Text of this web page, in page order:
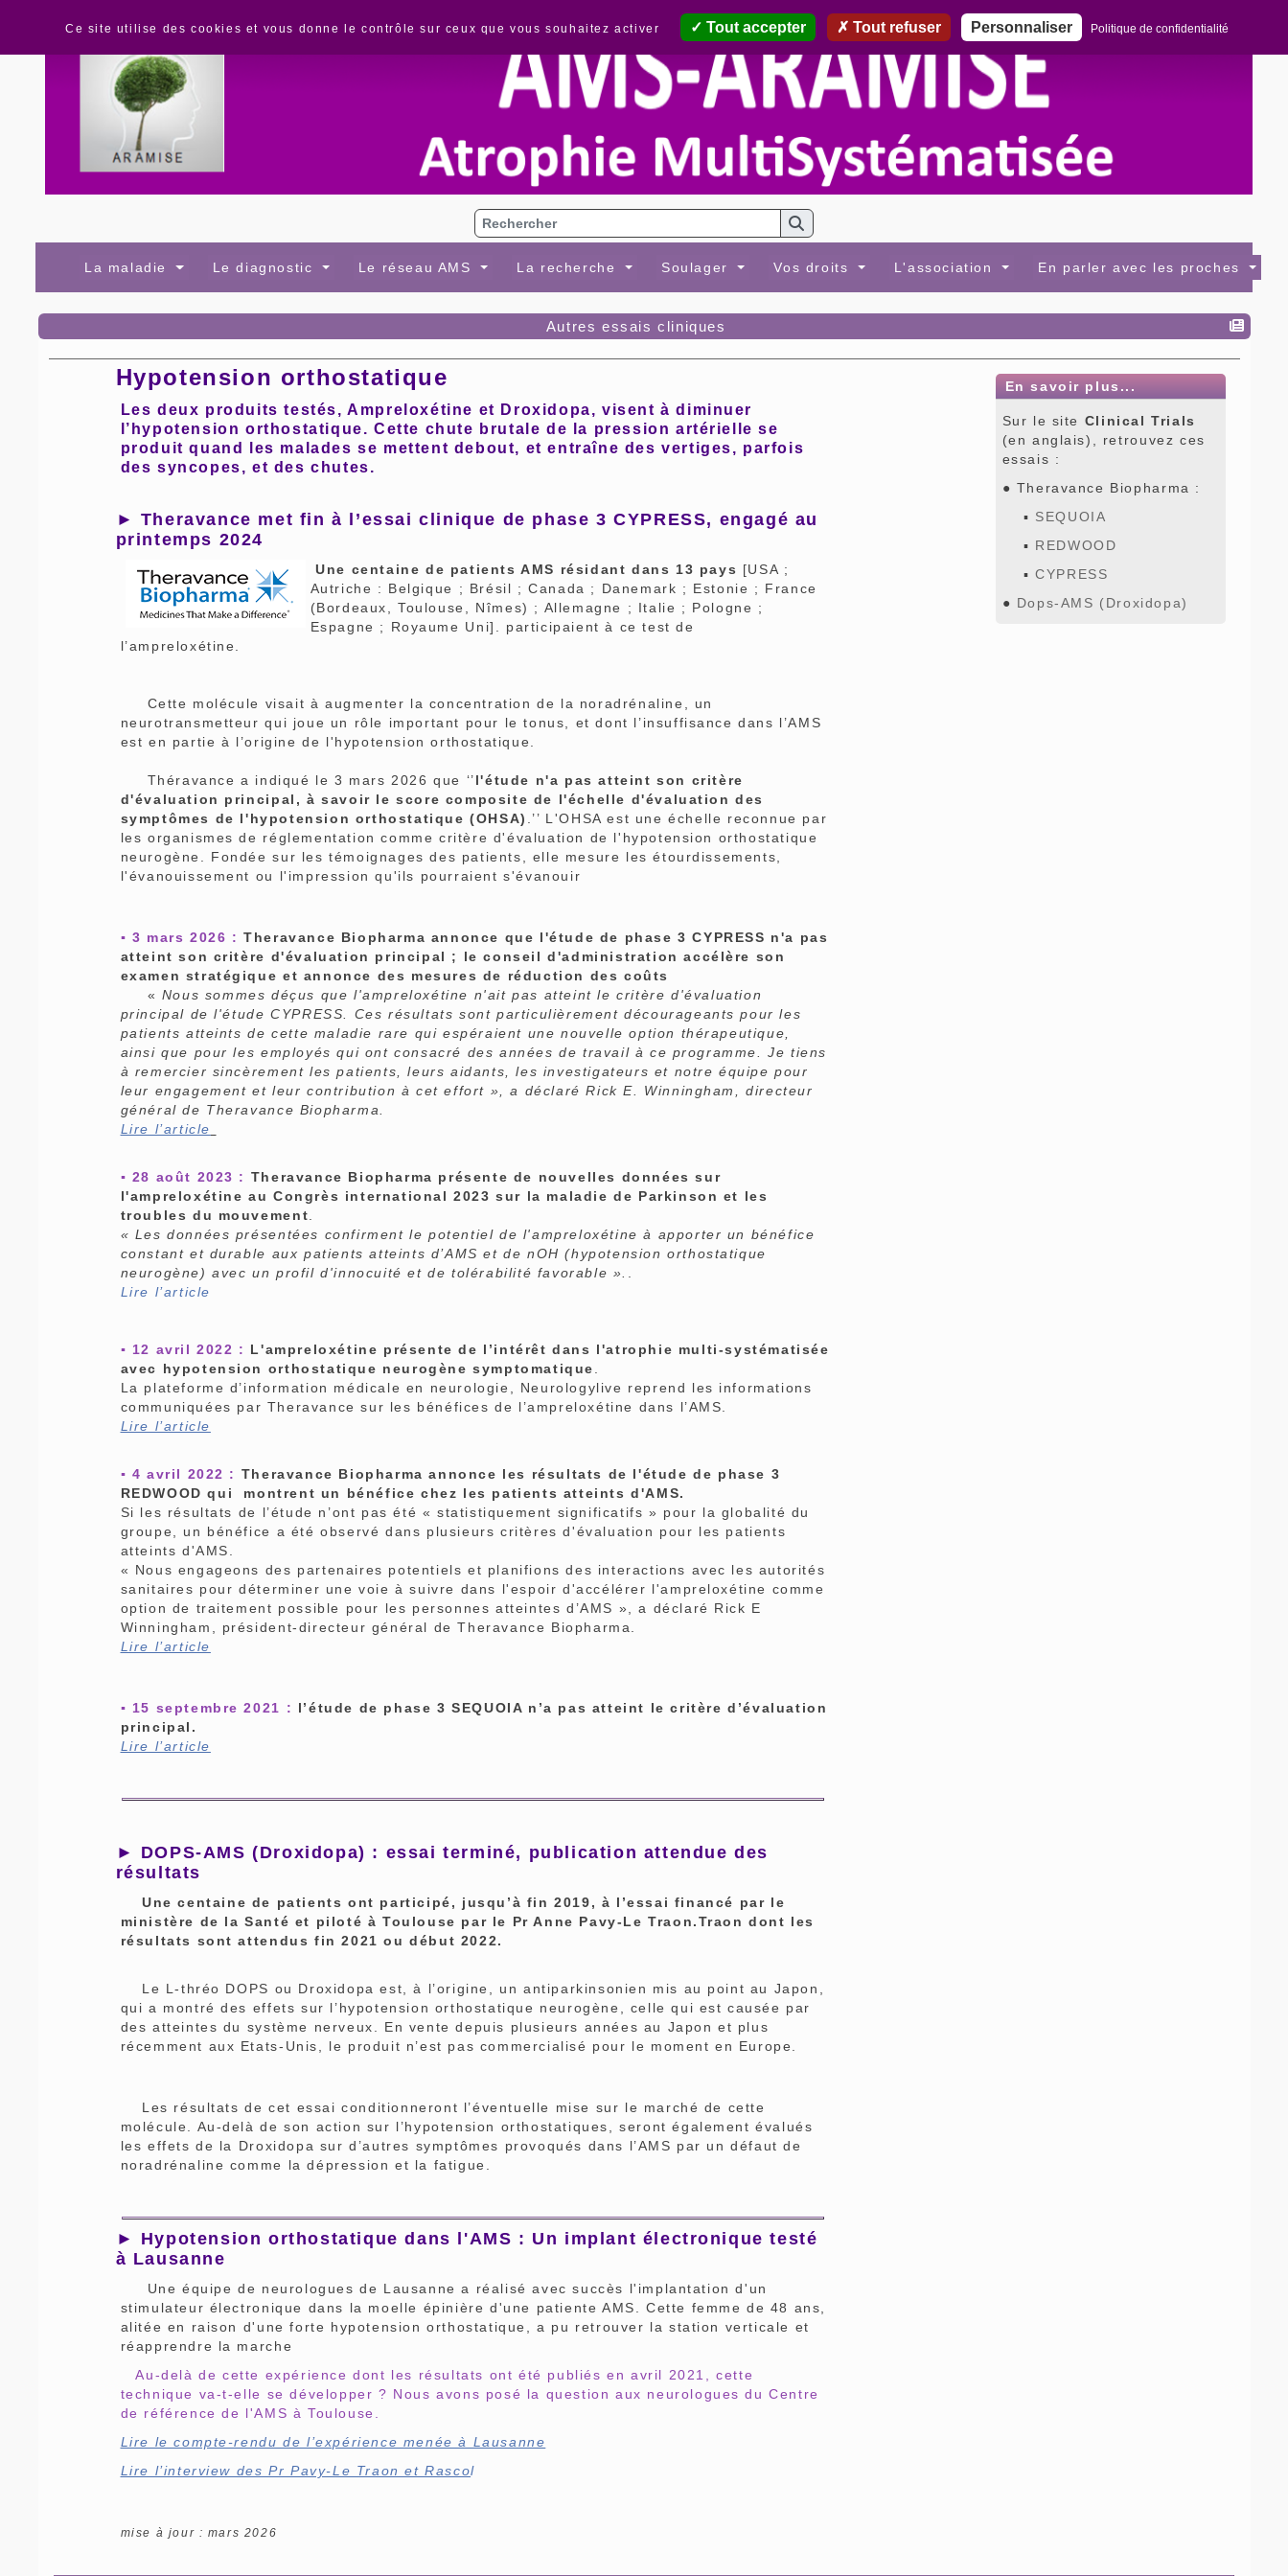
La maladie Le diagnostic Le réseau AMS La recherche Soulager Vos droits L'association En parler avec les proches
Autres essais cliniques
En savoir plus...
Sur le site Clinical Trials
(en anglais), retrouvez ces
essais :
● Theravance Biopharma :
▪ SEQUOIA
▪ REDWOOD
▪CYPRESS
● Dops-AMS (Droxidopa)
Hypotension orthostatique
Les deux produits testés, Ampreloxétine et Droxidopa, visent à diminuer
l’hypotension orthostatique. Cette chute brutale de la pression artérielle se
produit quand les malades se mettent debout, et entraîne des vertiges, parfois
des syncopes, et des chutes.
► Theravance met fin à l’essai clinique de phase 3CYPRESS, engagé au
printemps 2024
Une centaine de patients AMS résidant dans 13 pays [USA ;
Autriche : Belgique ; Brésil ; Canada ; Danemark ; Estonie ; France
(Bordeaux, Toulouse, Nîmes) ; Allemagne ; Italie ; Pologne ;
Espagne ; Royaume Uni]. participaient à ce test de
l’ampreloxétine.
Cette molécule visait à augmenter la concentration de la noradrénaline, un
neurotransmetteur qui joue un rôle important pour le tonus, et dont l’insuffisance dans l’AMS
est en partie à l’origine de l'hypotension orthostatique.
Théravance a indiqué le 3 mars 2026 que ‘’l'étude n'a pas atteint son critère
d'évaluation principal, à savoir le score composite de l'échelle d'évaluation des
symptômes de l'hypotension orthostatique (OHSA) .’’ L'OHSA est une échelle reconnue par
les organismes de réglementation comme critère d'évaluation de l'hypotension orthostatique
neurogène. Fondée sur les témoignages des patients, elle mesure les étourdissements,
l'évanouissement ou l'impression qu'ils pourraient s'évanouir
▪ 3 mars 2026 :Theravance Biopharma annonce que l'étude de phase 3 CYPRESS n'a pas
atteint son critère d'évaluation principal ; le conseil d'administration accélère son
examen stratégique et annonce des mesures de réduction des coûts
« Nous sommes déçus que l'ampreloxétine n'ait pas atteint le critère d'évaluation
principal de l'étude CYPRESS. Ces résultats sont particulièrement décourageants pour les
patients atteints de cette maladie rare qui espéraient une nouvelle option thérapeutique,
ainsi que pour les employés qui ont consacré des années de travail à ce programme. Je tiens
à remercier sincèrement les patients, leurs aidants, les investigateurs et notre équipe pour
leur engagement et leur contribution à cet effort », a déclaré Rick E. Winningham, directeur
général de Theravance Biopharma.
Lire l’article
▪ 28 août 2023 : Theravance Biopharma présente de nouvelles données sur
l'ampreloxétine au Congrès international 2023 sur la maladie de Parkinson et les
troubles du mouvement.
« Les données présentées confirment le potentiel de l'ampreloxétine à apporter un bénéfice
constant et durable aux patients atteints d’AMS et de nOH (hypotension orthostatique
neurogène) avec un profil d'innocuité et de tolérabilité favorable ». .
Lire l’article
▪ 12 avril 2022 : L'ampreloxétine présente de l’intérêt dans l'atrophie multi-systématisée
avec hypotension orthostatique neurogène symptomatique.
La plateforme d’information médicale en neurologie, Neurologylive reprend les informations
communiquées par Theravance sur les bénéfices de l’ampreloxétine dans l’AMS.
Lire l’article
▪ 4 avril 2022 : Theravance Biopharma annonce les résultats de l'étude de phase 3
REDWOOD qui montrent un bénéfice chez les patients atteints d'AMS.
Si les résultats de l’étude n’ont pas été « statistiquement significatifs » pour la globalité du
groupe, un bénéfice a été observé dans plusieurs critères d'évaluation pour les patients
atteints d'AMS.
« Nous engageons des partenaires potentiels et planifions des interactions avec les autorités
sanitaires pour déterminer une voie à suivre dans l'espoir d'accélérer l'ampreloxétine comme
option de traitement possible pour les personnes atteintes d’AMS », a déclaré Rick E
Winningham, président-directeur général de Theravance Biopharma.
Lire l’article
▪ 15 septembre 2021 : l’étude de phase 3 SEQUOIA n’a pas atteint le critère d’évaluation
principal.
Lire l’article
► DOPS-AMS (Droxidopa) : essai terminé, publication attendue des
résultats
Une centaine de patients ont participé, jusqu’à fin 2019, à l’essai financé par le
ministère de la Santé et piloté à Toulouse par le Pr Anne Pavy-Le Traon.Traon dont les
résultats sont attendus fin 2021 ou début 2022.
Le L-thréo DOPS ou Droxidopa est, à l’origine, un antiparkinsonien mis au point au Japon,
qui a montré des effets sur l’hypotension orthostatique neurogène, celle qui est causée par
des atteintes du système nerveux. En vente depuis plusieurs années au Japon et plus
récemment aux Etats-Unis, le produit n’est pas commercialisé pour le moment en Europe.
Les résultats de cet essai conditionneront l’éventuelle mise sur le marché de cette
molécule. Au-delà de son action sur l’hypotension orthostatiques, seront également évalués
les effets de la Droxidopa sur d’autres symptômes provoqués dans l’AMS par un défaut de
noradrénaline comme la dépression et la fatigue.
► Hypotension orthostatique dans l'AMS : Un implant électronique testé
à Lausanne
Une équipe de neurologues de Lausanne a réalisé avec succès l'implantation d'un
stimulateur électronique dans la moelle épinière d'une patiente AMS. Cette femme de 48 ans,
alitée en raison d'une forte hypotension orthostatique, a pu retrouver la station verticale et
réapprendre la marche
Au-delà de cette expérience dont les résultats ont été publiés en avril 2021, cette
technique va-t-elle se développer ? Nous avons posé la question aux neurologues du Centre
de référence de l'AMS à Toulouse.
Lire le compte-rendu de l’expérience menée à Lausanne
Lire l’interview des Pr Pavy-Le Traon et Rascol
mise à jour : mars 2026
Ce site utilise des cookies et vous donne le contrôle sur ceux que vous souhaitez activer Tout accepter Tout refuser Personnaliser Politique de confidentialité